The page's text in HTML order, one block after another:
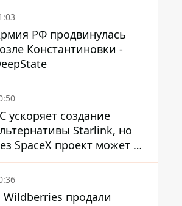
РФ продвинулась
Константиновки -
ускоряет создание
Starlink, но
SpaceX проект может не
Wildberries продали